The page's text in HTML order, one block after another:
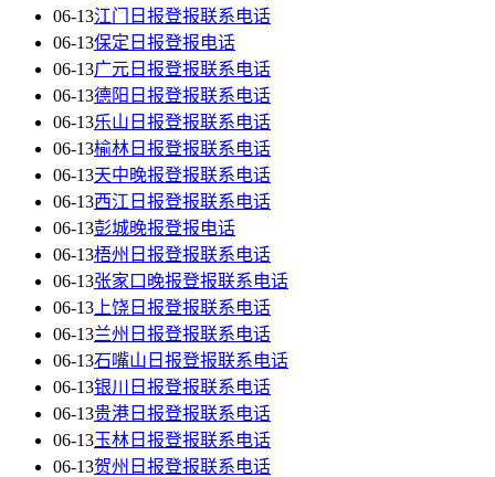
06-13江门日报登报联系电话
06-13保定日报登报电话
06-13广元日报登报联系电话
06-13德阳日报登报联系电话
06-13乐山日报登报联系电话
06-13榆林日报登报联系电话
06-13天中晚报登报联系电话
06-13西江日报登报联系电话
06-13彭城晚报登报电话
06-13梧州日报登报联系电话
06-13张家口晚报登报联系电话
06-13 上饶日报登报联系电话
06-13兰州日报登报联系电话
06-13石嘴山日报登报联系电话
06-13银川日报登报联系电话
06-13贵港日报登报联系电话
06-13玉林日报登报联系电话
06-13贺州日报登报联系电话